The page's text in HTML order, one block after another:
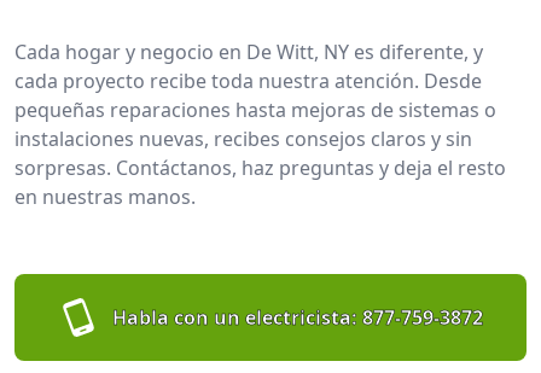
Cada hogar y negocio en De Witt, NY es diferente, y
cada proyecto recibe toda nuestra atención. Desde
pequeñas reparaciones hasta mejoras de sistemas o
instalaciones nuevas, recibes consejos claros y sin
sorpresas. Contáctanos, haz preguntas y deja el resto
en nuestras manos.
Habla con un electricista: 877-759-3872